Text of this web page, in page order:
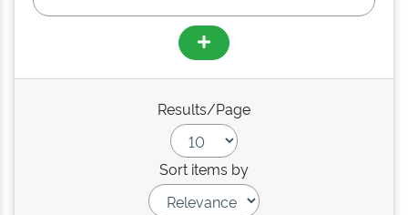
Results/Page
Sort items by